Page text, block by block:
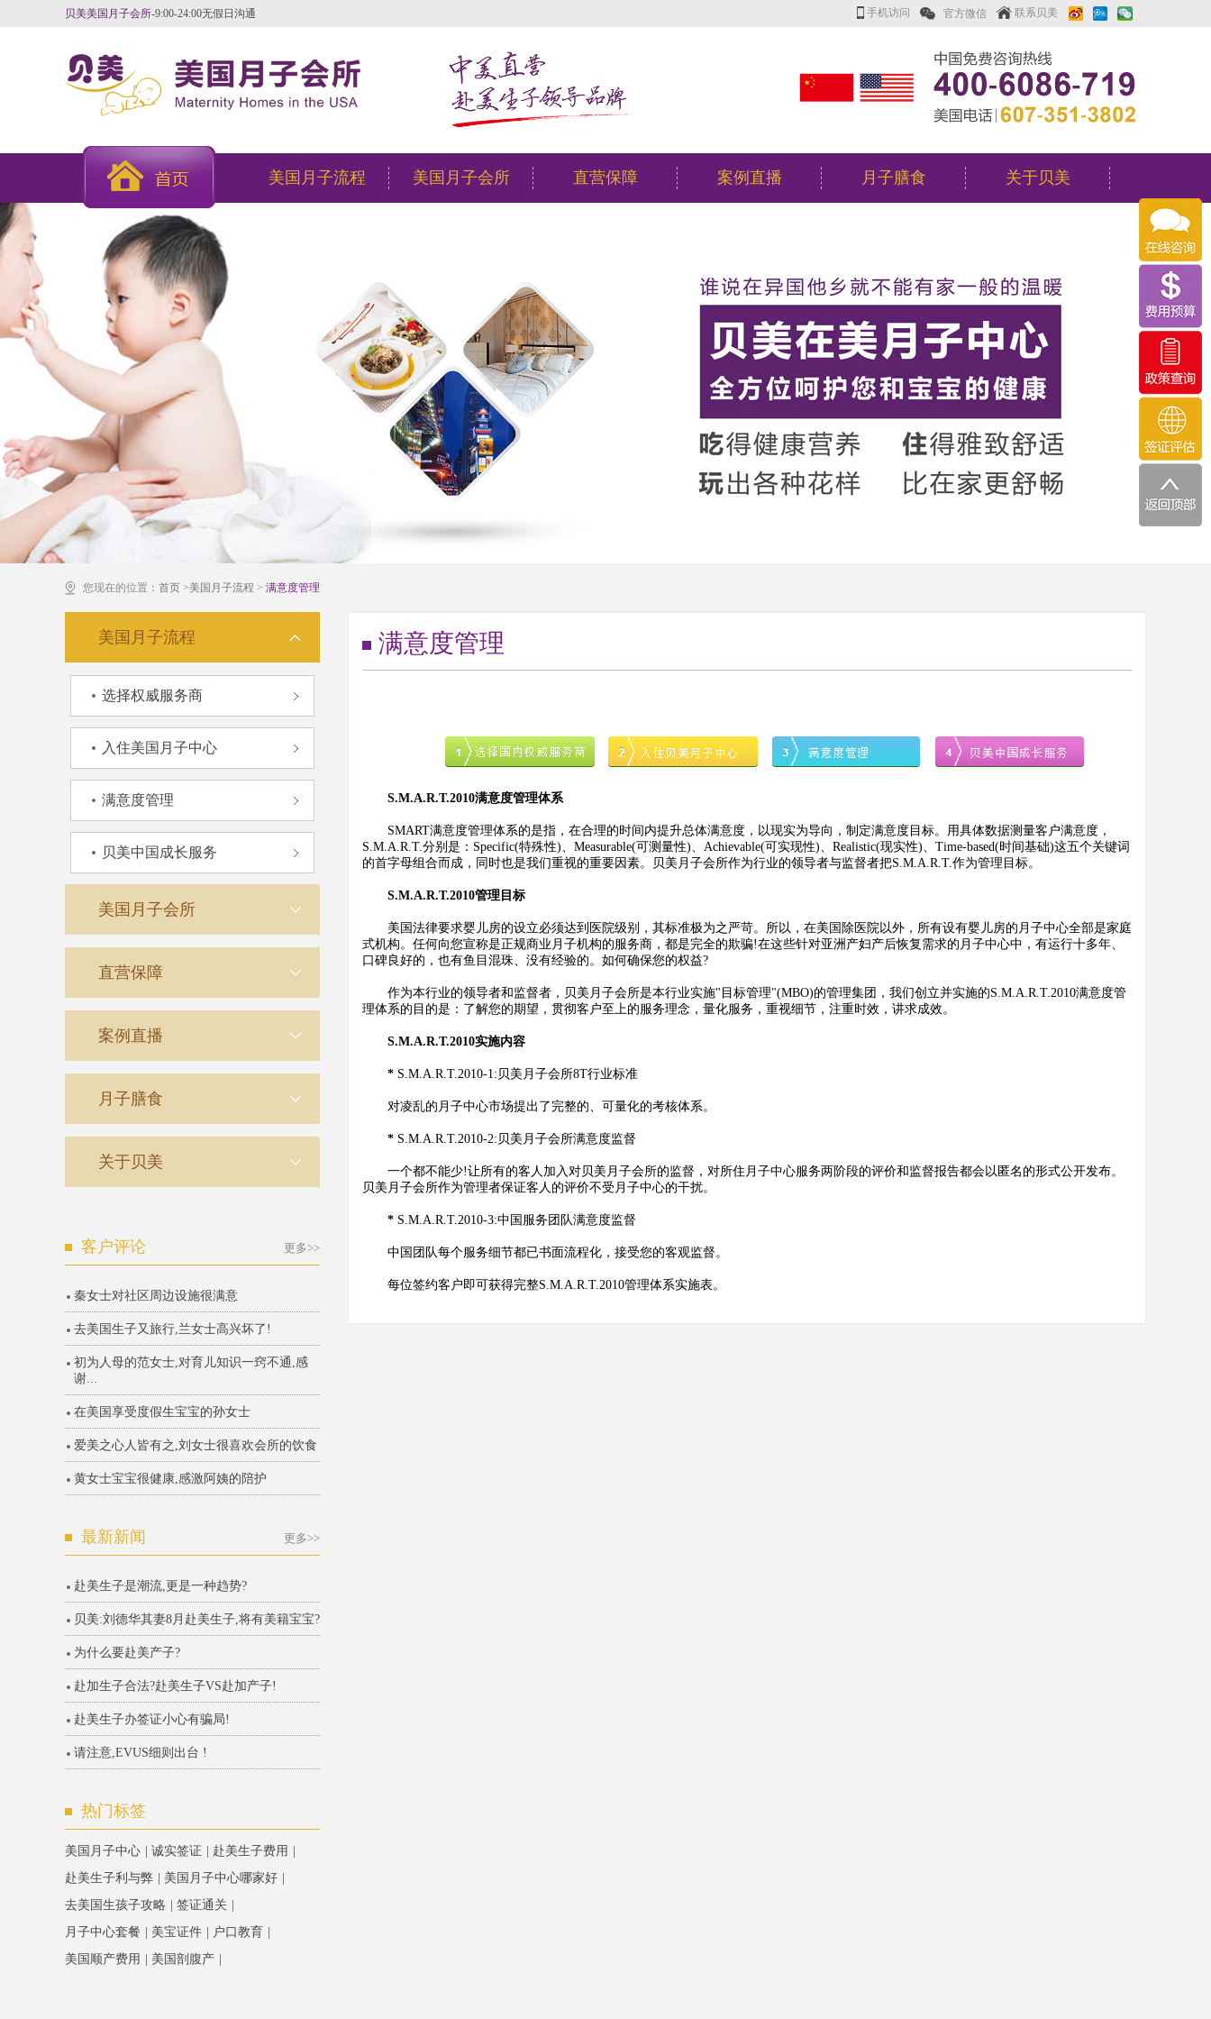
贝美美国月子会所-9:00-24:00无假日沟通 手机访问 联系贝美
美国月子流程 美国月子会所 直营保障 案例直播 月子膳食 关于贝美
您现在的位置： 首页 >美国月子流程 > 满意度管理
美国月子流程
选择权威服务商
入住美国月子中心
满意度管理
贝美中国成长服务
美国月子会所
直营保障
案例直播
月子膳食
关于贝美
客户评论 更多>>
秦女士对社区周边设施很满意
去美国生子又旅行,兰女士高兴坏了!
初为人母的范女士,对育儿知识一窍不通,感
谢...
在美国享受度假生宝宝的孙女士
爱美之心人皆有之,刘女士很喜欢会所的饮食
黄女士宝宝很健康,感激阿姨的陪护
最新新闻 更多>>
赴美生子是潮流,更是一种趋势?
贝美:刘德华其妻8月赴美生子,将有美籍宝宝?
为什么要赴美产子?
赴加生子合法?赴美生子VS赴加产子!
赴美生子办签证小心有骗局!
请注意,EVUS细则出台 !
热门标签
美国月子中心 诚实签证
赴美生子费用
赴美生子利与弊
美国月子中心哪家好
去美国生孩子攻略
签证通关
月子中心套餐
美宝证件
户口教育
美国顺产费用
美国剖腹产
满意度管理
S.M.A.R.T.2010满意度管理体系
SMART满意度管理体系的是指，在合理的时间内提升总体满意度，以现实为导向，制定满意度目标。用具体数据测量客户满意度，
S.M.A.R.T.分别是：Specific(特殊性)、Measurable(可测量性)、Achievable(可实现性)、Realistic(现实性)、Time-based(时间基础)这五个关键词
的首字母组合而成，同时也是我们重视的重要因素。贝美月子会所作为行业的领导者与监督者把S.M.A.R.T.作为管理目标。
S.M.A.R.T.2010管理目标
美国法律要求婴儿房的设立必须达到医院级别，其标准极为之严苛。所以，在美国除医院以外，所有设有婴儿房的月子中心全部是家庭
式机构。任何向您宣称是正规商业月子机构的服务商，都是完全的欺骗!在这些针对亚洲产妇产后恢复需求的月子中心中，有运行十多年、
口碑良好的，也有鱼目混珠、没有经验的。如何确保您的权益?
作为本行业的领导者和监督者，贝美月子会所是本行业实施"目标管理"(MBO)的管理集团，我们创立并实施的S.M.A.R.T.2010满意度管
理体系的目的是：了解您的期望，贯彻客户至上的服务理念，量化服务，重视细节，注重时效，讲求成效。
S.M.A.R.T.2010实施内容
* S.M.A.R.T.2010-1:贝美月子会所8T行业标准
对凌乱的月子中心市场提出了完整的、可量化的考核体系。
* S.M.A.R.T.2010-2:贝美月子会所满意度监督
一个都不能少!让所有的客人加入对贝美月子会所的监督，对所住月子中心服务两阶段的评价和监督报告都会以匿名的形式公开发布。
贝美月子会所作为管理者保证客人的评价不受月子中心的干扰。
* S.M.A.R.T.2010-3:中国服务团队满意度监督
中国团队每个服务细节都已书面流程化，接受您的客观监督。
每位签约客户即可获得完整S.M.A.R.T.2010管理体系实施表。